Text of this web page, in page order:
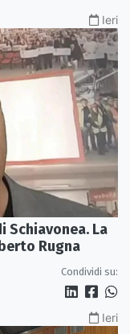
Ieri
La
Rugna
Condividi su:
Ieri